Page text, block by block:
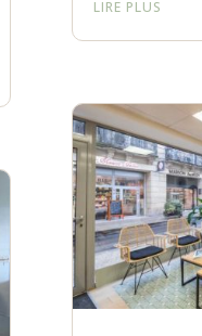
LIRE PLUS